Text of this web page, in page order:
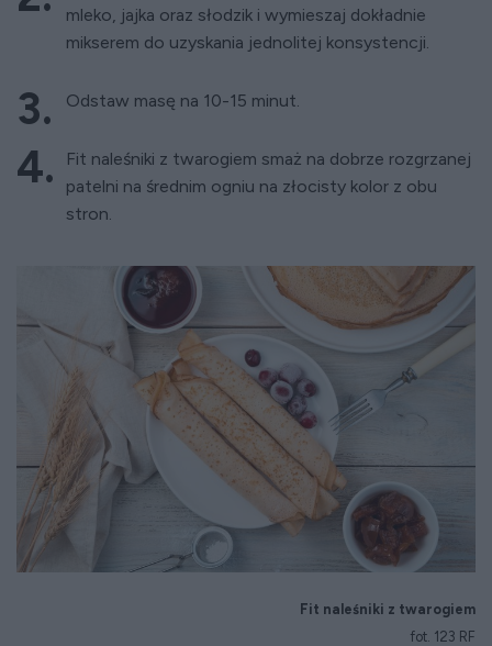
mleko, jajka oraz słodzik i wymieszaj dokładnie
mikserem do uzyskania jednolitej konsystencji.
Odstaw masę na 10-15 minut.
Fit naleśniki z twarogiem smaż na dobrze rozgrzanej
patelni na średnim ogniu na złocisty kolor z obu
stron.
Fit naleśniki z twarogiem
fot. 123 RF